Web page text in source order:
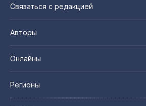
Связаться с редакцией
Авторы
Онлайны
Регионы